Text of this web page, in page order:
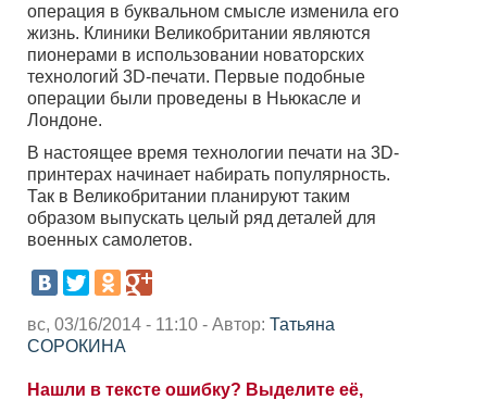
операция в буквальном смысле изменила его
жизнь. Клиники Великобритании являются
пионерами в использовании новаторских
технологий 3D-печати. Первые подобные
операции были проведены в Ньюкасле и
Лондоне.
В настоящее время технологии печати на 3D-
принтерах начинает набирать популярность.
Так в Великобритании планируют таким
образом выпускать целый ряд деталей для
военных самолетов.
вс, 03/16/2014 - 11:10 - Автор: Татьяна
СОРОКИНА
Нашли в тексте ошибку? Выделите её,